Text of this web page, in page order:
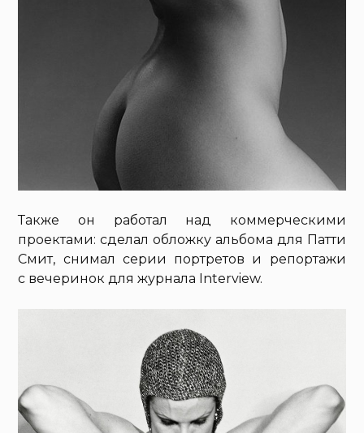
Также он работал над коммерческими
проектами: сделал обложку альбома для Патти
Смит, снимал серии портретов и репортажи
с вечеринок для журнала Interview.